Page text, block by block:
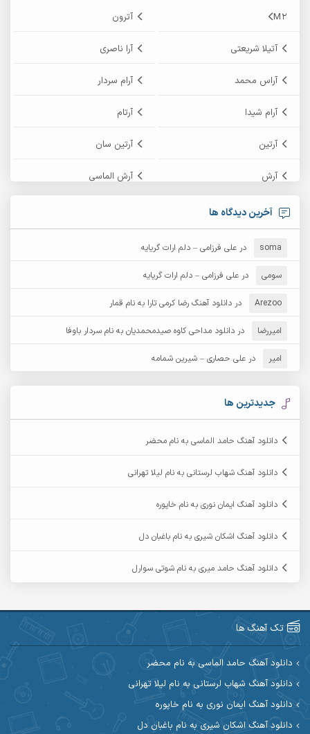
M2 آترون
آتیلا شریعتی آرا ناصری
آراس محمد آرام سردار
آرام شیدا آرتام
آرتین آرتین سان
آرش آرش الماسی
آرش امامی
آرش عثمان
آرش مبهم آرش مستشیری
آرش مهرابی آرش نظری
آرشام
آرکاداش
آرین صیادی
آرین مریدی
آوات بوکانی آوات یگانه
آیت احمدنژاد
آخرین دیدگاه ها
soma در علی فرزامی – دلم ارات گریایه
سومی در علی فرزامی – دلم ارات گریایه
Arezoo در دانلود آهنگ رضا کرمی تارا به نام قمار
امیررضا در دانلود مداحی کاوه صیدمحمدیان به نام سردار باوفا
امیر در علی حصاری – شیرین شمامه
جدیدترین ها
دانلود آهنگ حامد الماسی به نام محضر
دانلود آهنگ شهاب لرستانی به نام لیلا تهرانی
دانلود آهنگ ایمان نوری به نام خاپوره
دانلود آهنگ اشکان شیری به نام باغبان دل
دانلود آهنگ حامد میری به نام شوتی سوارل
تک آهنگ ها
دانلود آهنگ حامد الماسی به نام محضر
دانلود آهنگ شهاب لرستانی به نام لیلا تهرانی
دانلود آهنگ ایمان نوری به نام خاپوره
دانلود آهنگ اشکان شیری به نام باغبان دل